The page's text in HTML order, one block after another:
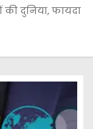
की दुनिया, फायदा